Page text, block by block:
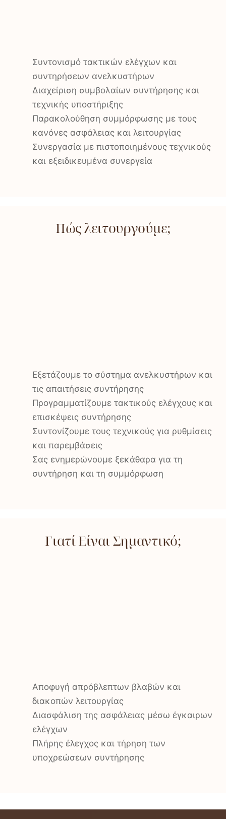
Συντονισμό τακτικών ελέγχων και
συντηρήσεων ανελκυστήρων
Διαχείριση συμβολαίων συντήρησης και
τεχνικής υποστήριξης
Παρακολούθηση συμμόρφωσης με τους
κανόνες ασφάλειας και λειτουργίας
Συνεργασία με πιστοποιημένους τεχνικούς
και εξειδικευμένα συνεργεία
Πώς λειτουργούμε;
Εξετάζουμε το σύστημα ανελκυστήρων και
τις απαιτήσεις συντήρησης
Προγραμματίζουμε τακτικούς ελέγχους και
επισκέψεις συντήρησης
Συντονίζουμε τους τεχνικούς για ρυθμίσεις
και παρεμβάσεις
Σας ενημερώνουμε ξεκάθαρα για τη
συντήρηση και τη συμμόρφωση
Γιατί Είναι Σημαντικό;
Αποφυγή απρόβλεπτων βλαβών και
διακοπών λειτουργίας
Διασφάλιση της ασφάλειας μέσω έγκαιρων
ελέγχων
Πλήρης έλεγχος και τήρηση των
υποχρεώσεων συντήρησης